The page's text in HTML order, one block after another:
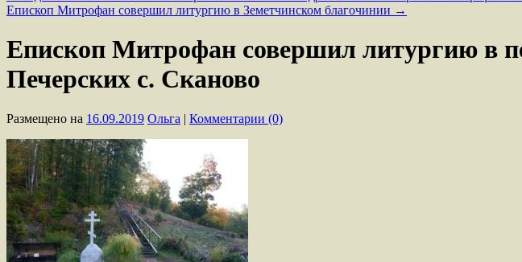
Епископ Митрофан совершил литургию в Земетчинском благочинии →
Епископ Митрофан совершил литургию в
Печерских с. Сканово
Размещено на 16.09.2019 Ольга | Комментарии (0)